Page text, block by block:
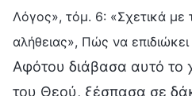
Λόγος», τόμ. 6: «Σχετικά με
αλήθειας», Πώς να
Αφότου διάβασα αυτό το
του Θεού, ξέσπασα σε